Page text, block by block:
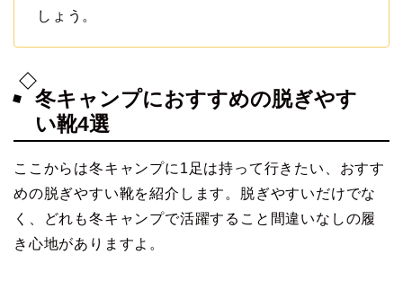
しょう。
冬キャンプにおすすめの脱ぎやす
い靴4選
ここからは冬キャンプに1足は持って行きたい、おすす
めの脱ぎやすい靴を紹介します。脱ぎやすいだけでな
く、どれも冬キャンプで活躍すること間違いなしの履
き心地がありますよ。